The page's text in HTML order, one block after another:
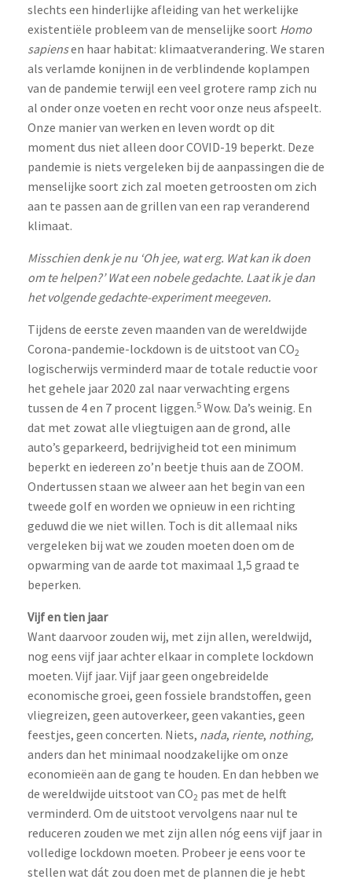
slechts een hinderlijke afleiding van het werkelijke
existentiële probleem van de menselijke soort Homo
sapiensen haar habitat: klimaatverandering. We staren
als verlamde konijnen in de verblindende koplampen
van de pandemie terwijl een veel grotere ramp zich nu
al onder onze voeten en recht voor onze neus afspeelt.
Onze manier van werken en leven wordt op dit
moment dus niet alleen door COVID-19 beperkt. Deze
pandemie is niets vergeleken bij de aanpassingen die de
menselijke soort zich zal moeten getroosten om zich
aan te passen aan de grillen van een rap veranderend
klimaat.
Misschien denk je nu ‘Oh jee, wat erg. Wat kan ik doen
om te helpen?’ Wat een nobele gedachte. Laat ik je dan
het volgende gedachte-experiment meegeven.
Tijdens de eerste zeven maanden van de wereldwijde
Corona-pandemie-lockdown is de uitstoot van CO2
logischerwijs verminderd maar de totale reductie voor
het gehele jaar 2020 zal naar verwachting ergens
tussen de 4 en 7 procent liggen.5 Wow. Da’s weinig. En
dat met zowat alle vliegtuigen aan de grond, alle
auto’s geparkeerd, bedrijvigheid tot een minimum
beperkt en iedereen zo’n beetje thuis aan de ZOOM.
Ondertussen staan we alweer aan het begin van een
tweede golf en worden we opnieuw in een richting
geduwd die we niet willen. Toch is dit allemaal niks
vergeleken bij wat we zouden moeten doen om de
opwarming van de aarde tot maximaal 1,5 graad te
beperken.
Vijf en tien jaar
Want daarvoor zouden wij, met zijn allen, wereldwijd,
nog eens vijf jaar achter elkaar in complete lockdown
moeten. Vijf jaar. Vijf jaar geen ongebreidelde
economische groei, geen fossiele brandstoffen, geen
vliegreizen, geen autoverkeer, geen vakanties, geen
feestjes, geen concerten. Niets, nada, riente, nothing,
anders dan het minimaal noodzakelijke om onze
economieën aan de gang te houden. En dan hebben we
de wereldwijde uitstoot van CO2 pas met de helft
verminderd. Om de uitstoot vervolgens naar nul te
reduceren zouden we met zijn allen nóg eens vijf jaar in
volledige lockdown moeten. Probeer je eens voor te
stellen wat dát zou doen met de plannen die je hebt